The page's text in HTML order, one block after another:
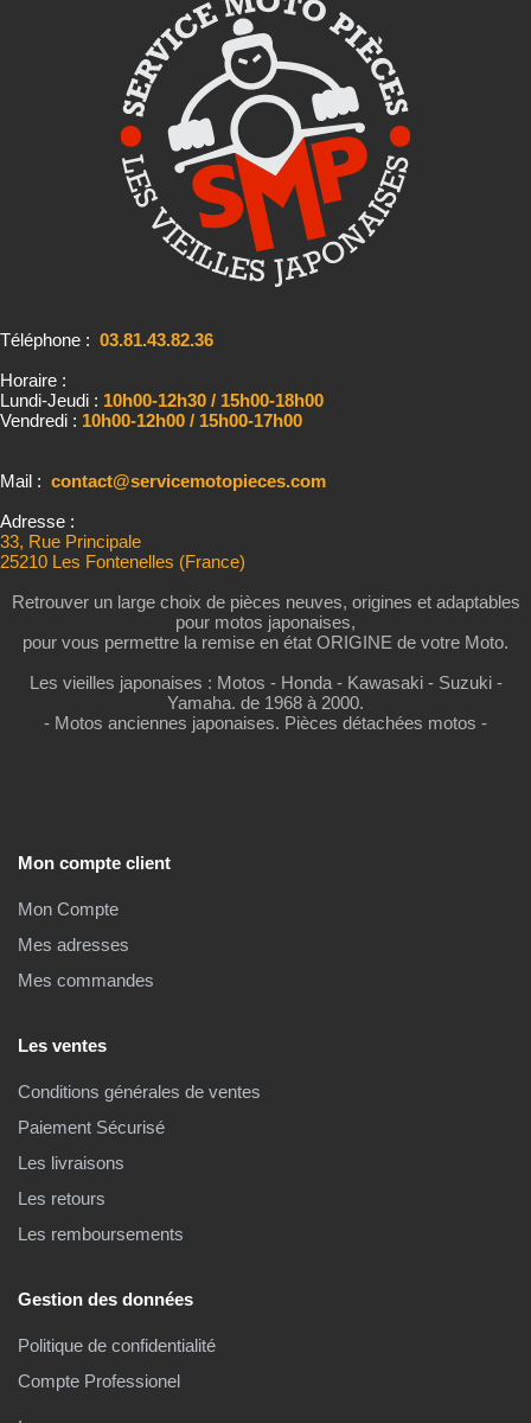
Téléphone : 03.81.43.82.36
Horaire :
Lundi-Jeudi : 10h00-12h30 / 15h00-18h00
Vendredi : 10h00-12h00 / 15h00-17h00
Mail : contact@servicemotopieces.com
Adresse :
33, Rue Principale
25210 Les Fontenelles (France)
Retrouver un large choix de pièces neuves, origines et adaptables
pour motos japonaises,
pour vous permettre la remise en état ORIGINE de votre Moto.
Les vieilles japonaises : Motos - Honda - Kawasaki - Suzuki -
Yamaha. de 1968 à 2000.
- Motos anciennes japonaises. Pièces détachées motos -
Mon compte client
Mon Compte
Mes adresses
Mes commandes
Les ventes
Conditions générales de ventes
Paiement Sécurisé
Les livraisons
Les retours
Les remboursements
Gestion des données
Politique de confidentialité
Compte Professionel
.